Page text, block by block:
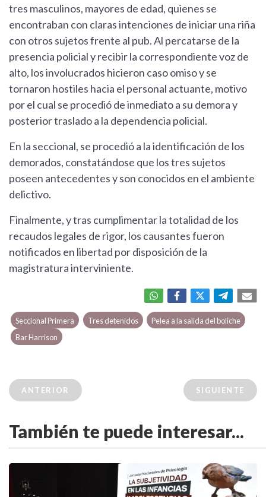
tres masculinos, mayores de edad, quienes se
encontraban con claras intenciones de iniciar una riña
con otros sujetos frente al pub. Al percatarse de la
presencia policial y recibir la correspondiente voz de
alto, los involucrados hicieron caso omiso y se
tornaron hostiles hacia el personal actuante, motivo
por el cual se procedió de inmediato a su demora y
posterior traslado a la dependencia policial.
En la seccional, se procedió a la identificación de los
demorados, constatándose que los tres sujetos
poseen antecedentes y son conocidos en el ambiente
delictivo.
Finalmente, y tras cumplimentar la totalidad de los
recaudos legales de rigor, los causantes fueron
notificados en libertad por disposición de la
magistratura interviniente.
Seccional Primera Tres detenidos
Pelea a la salida del boliche
Bar Harrison
ANTERIOR SIGUIENTE
También te puede interesar...